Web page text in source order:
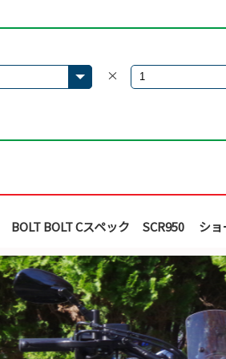
×
BOLT BOLT Cスペック SCR950 ショ